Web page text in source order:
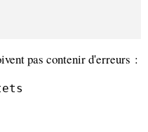
pas contenir d'erreurs :